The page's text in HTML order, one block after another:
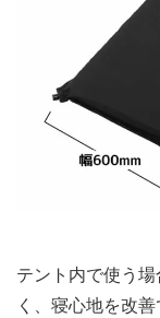
テント内で使う
く、寝心地を改